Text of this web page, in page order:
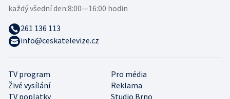
TV program
Pro média
Živé vysílání
Reklama
TV poplatky
Studio Brno
každý všední den:8:00—16:00 hodin
261 136 113
info@ceskatelevize.cz